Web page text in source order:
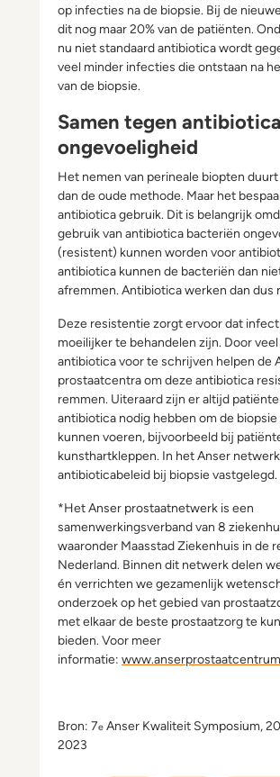
op infecties na de biopsie. Bij de
dit nog maar 20% van de patiënten.
nu niet standaard antibiotica wordt
veel minder infecties die ontstaan na
van de biopsie.
Samen tegen antibiotica
ongevoeligheid
Het nemen van perineale biopten
dan de oude methode. Maar het
antibiotica gebruik. Dit is belangrijk
gebruik van antibiotica bacteriën
(resistent) kunnen worden voor
antibiotica kunnen de bacteriën dan
afremmen. Antibiotica werken dan dus
Deze resistentie zorgt ervoor dat
moeilijker te behandelen zijn. Door
antibiotica voor te schrijven helpen de
prostaatcentra om deze antibiotica
remmen. Uiteraard zijn er altijd
antibiotica nodig hebben om de
kunnen voeren, bijvoorbeeld bij
kunsthartkleppen. In het Anser
antibioticabeleid bij biopsie vastgelegd.
*Het Anser prostaatnetwerk is een
samenwerkingsverband van 8
waaronder Maasstad Ziekenhuis in de
Nederland. Binnen dit netwerk delen
én verrichten we gezamenlijk
onderzoek op het gebied van
met elkaar de beste prostaatzorg te
bieden. Voor meer
informatie:
Bron: 7e Anser Kwaliteit Symposium,
2023